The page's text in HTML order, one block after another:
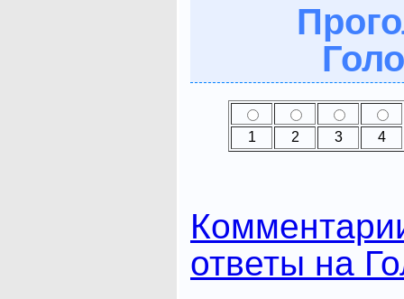
1 2 3 4
ответы на